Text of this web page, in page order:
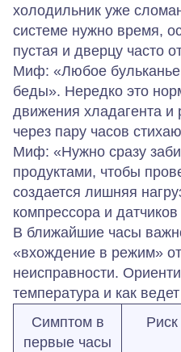
холодильник уже
системе нужно время,
пустая и дверцу часто
Миф: «Любое
беды». Нередко это
движения хладагента и
через пару часов
Миф: «Нужно сразу
продуктами, чтобы
создается лишняя
компрессора и
В ближайшие часы
«вхождение в режим»
неисправности.
температура и как
Симптом в
первые часы
Риск